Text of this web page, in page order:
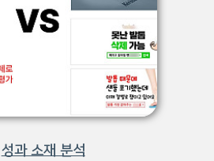
성과 소재 분석